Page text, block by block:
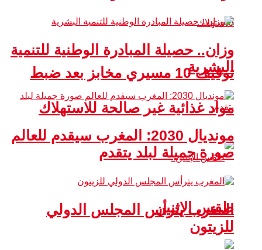
توقيف 10 مسيري مخابز بعد ضبط
مواد غذائية غير صالحة للاستهلاك
طقس الإثنين
وزان.. حصيلة المبادرة الوطنية للتنمية
البشرية
مونديال 2030: المغرب سيقدم للعالم
صورة جميلة لبلد يتقدم
المغرب يترأس المجلس الدولي
للزيتون